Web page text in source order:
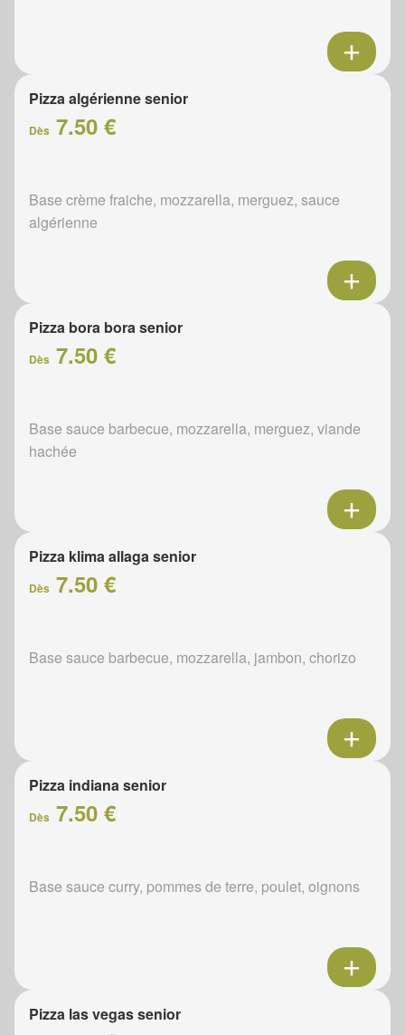
Pizza algérienne senior
Dès 7.50 €
Base crème fraiche, mozzarella, merguez, sauce
algérienne
Pizza bora bora senior
Dès 7.50 €
Base sauce barbecue, mozzarella, merguez, viande
hachée
Pizza klima allaga senior
Dès 7.50 €
Base sauce barbecue, mozzarella, jambon, chorizo
Pizza indiana senior
Dès 7.50 €
Base sauce curry, pommes de terre, poulet, oignons
Pizza las vegas senior